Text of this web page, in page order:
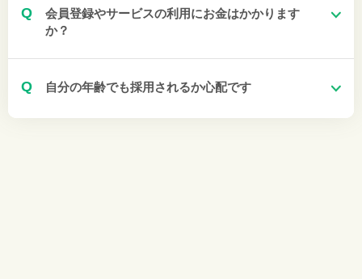
Q
会員登録やサービスの利用にお金はかかります
か？
Q 自分の年齢でも採用されるか心配です